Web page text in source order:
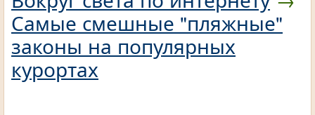
Самые смешные "пляжные"
законы на популярных
курортах